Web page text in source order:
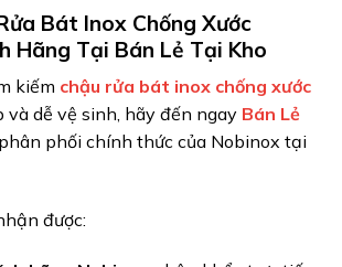
Bát Inox Chống Xước
Hãng Tại Bán Lẻ Tại Kho
kiếm chậu rửa bát inox chống xước
và dễ vệ sinh, hãy đến ngay Bán Lẻ
phối chính thức của Nobinox tại
được: